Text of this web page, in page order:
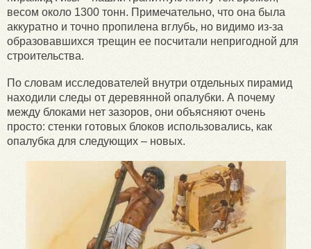
весом около 1300 тонн. Примечательно, что она была
аккуратно и точно пропилена вглубь, но видимо из-за
образовавшихся трещин ее посчитали непригодной для
строительства.
По словам исследователей внутри отдельных пирамид
находили следы от деревянной опалубки. А почему
между блоками нет зазоров, они объясняют очень
просто: стенки готовых блоков использовались, как
опалубка для следующих – новых.